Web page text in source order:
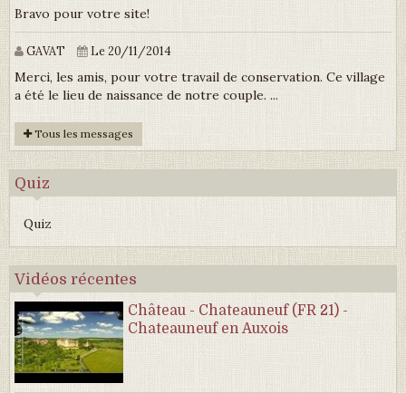
Bravo pour votre site!
GAVAT Le 20/11/2014
Merci, les amis, pour votre travail de conservation. Ce village
a été le lieu de naissance de notre couple. ...
Tous les messages
Quiz
Quiz
Vidéos récentes
Château - Chateauneuf (FR 21) -
Chateauneuf en Auxois